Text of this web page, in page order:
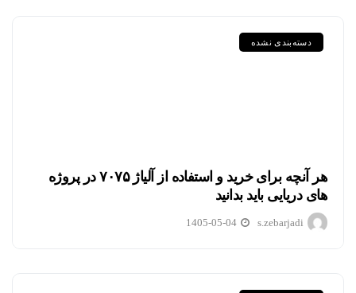
دسته‌بندی نشده
هر آنچه برای خرید و استفاده از آلیاژ ۷۰۷۵ در پروژه
های دریایی باید بدانید
s.zebarjadi
1405-05-04